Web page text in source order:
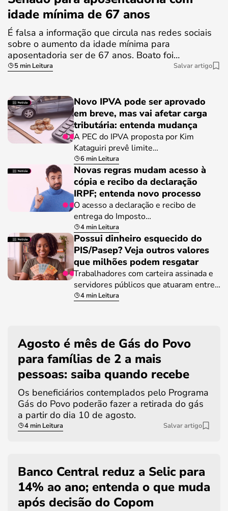
idade mínima de 67 anos
É falsa a informação que circula nas redes sociais
sobre o aumento da idade mínima para
aposentadoria ser de 67 anos. Boato foi…
5 min Leitura Salvar artigo
Novo IPVA pode ser aprovado
em breve, mas vai afetar carga
tributária: entenda mudança
A PEC do IPVA proposta por Kim
Kataguiri prevê limite…
6 min Leitura
Novas regras mudam acesso à
cópia e recibo da declaração
IRPF; entenda novo processo
O acesso a declaração e recibo de
entrega do Imposto…
4 min Leitura
Possui dinheiro esquecido do
PIS/Pasep? Veja outros valores
que milhões podem resgatar
Trabalhadores com carteira assinada e
servidores públicos que atuaram entre…
4 min Leitura
Agosto é mês de Gás do Povo
para famílias de 2 a mais
pessoas: saiba quando recebe
Os beneficiários contemplados pelo Programa
Gás do Povo poderão fazer a retirada do gás
a partir do dia 10 de agosto.
4 min Leitura Salvar artigo
Banco Central reduz a Selic para
14% ao ano; entenda o que muda
após decisão do Copom